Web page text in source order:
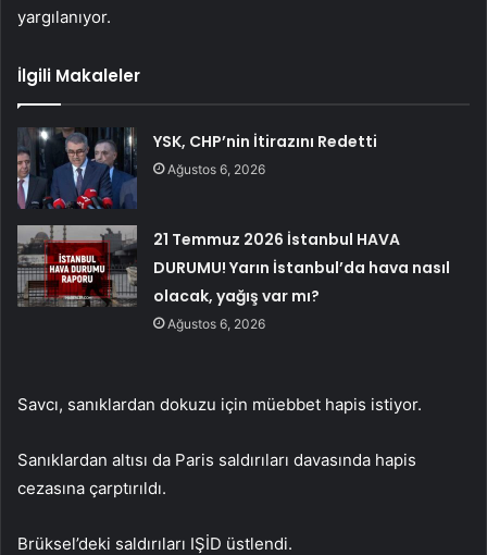
yargılanıyor.
İlgili Makaleler
YSK, CHP’nin İtirazını Redetti
Ağustos 6, 2026
21 Temmuz 2026 İstanbul HAVA
DURUMU! Yarın İstanbul’da hava nasıl
olacak, yağış var mı?
Ağustos 6, 2026
Savcı, sanıklardan dokuzu için müebbet hapis istiyor.
Sanıklardan altısı da Paris saldırıları davasında hapis
cezasına çarptırıldı.
Brüksel’deki saldırıları IŞİD üstlendi.